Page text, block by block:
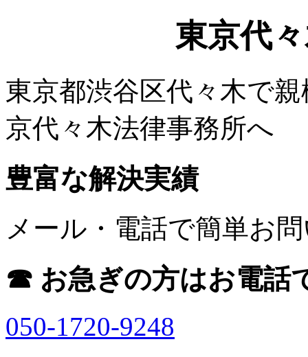
東京代
東京都渋谷区代々木で
京代々木法律事務所へ
豊富な解決実績
メール・電話で簡単お
☎ お急ぎの方はお電話
050-1720-9248